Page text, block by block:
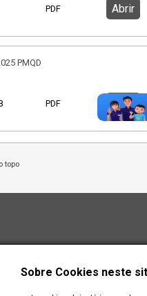
PDF Abrir
PMQD
PDF Abrir
topo
Sobre Cookies neste